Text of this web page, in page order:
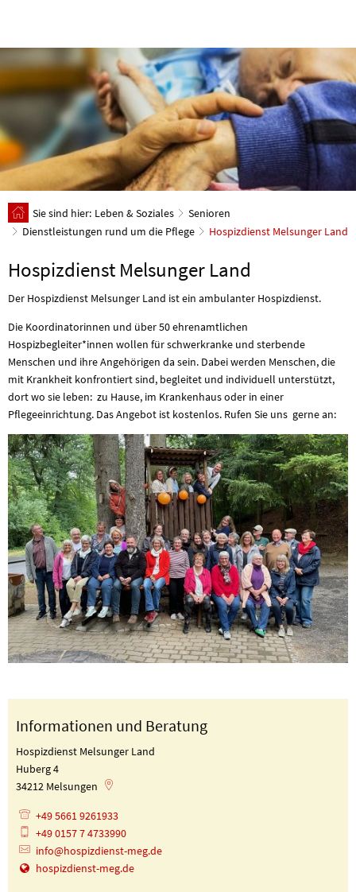
Sie sind hier: Leben & Soziales
Senioren
Dienstleistungen rund um die Pflege
Hospizdienst Melsunger Land
Hospizdienst Melsunger Land
Der Hospizdienst Melsunger Land ist ein ambulanter Hospizdienst.
Die Koordinatorinnen und über 50 ehrenamtlichen
Hospizbegleiter*innen wollen für schwerkranke und sterbende
Menschen und ihre Angehörigen da sein. Dabei werden Menschen, die
mit Krankheit konfrontiert sind, begleitet und individuell unterstützt,
dort wo sie leben: zu Hause, im Krankenhaus oder in einer
Pflegeeinrichtung. Das Angebot ist kostenlos. Rufen Sie uns gerne an:
Informationen und Beratung
Hospizdienst Melsunger Land
Huberg 4
34212 Melsungen
+49 5661 9261933
+49 0157 7 4733990
info@hospizdienst-meg.de
hospizdienst-meg.de